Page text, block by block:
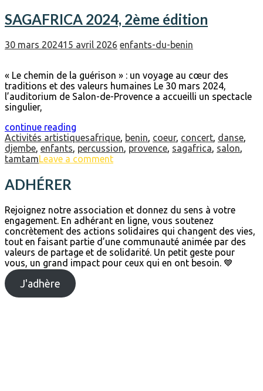
SAGAFRICA 2024, 2ème édition
30 mars 202415 avril 2026 enfants-du-benin
« Le chemin de la guérison » : un voyage au cœur des
traditions et des valeurs humaines Le 30 mars 2024,
l’auditorium de Salon-de-Provence a accueilli un spectacle
singulier,
continue reading
Activités artistiquesafrique, benin, coeur, concert, danse,
djembe, enfants, percussion, provence, sagafrica, salon,
tamtamLeave a comment
ADHÉRER
Rejoignez notre association et donnez du sens à votre
engagement. En adhérant en ligne, vous soutenez
concrètement des actions solidaires qui changent des vies,
tout en faisant partie d’une communauté animée par des
valeurs de partage et de solidarité. Un petit geste pour
vous, un grand impact pour ceux qui en ont besoin. 💙
J'adhère